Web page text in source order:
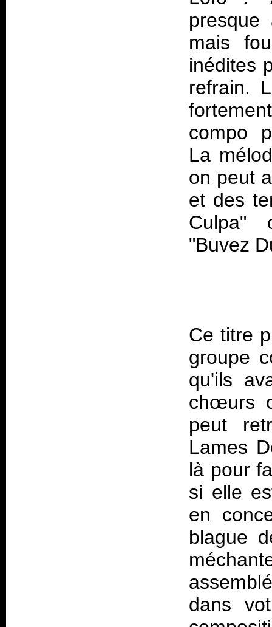
mais
inédites
refrain.
compo
La
on peut
et des
Culpa"
Ce titre
groupe
qu'ils
chœurs
peut
Lames
là pour
si elle
en
blague
dans